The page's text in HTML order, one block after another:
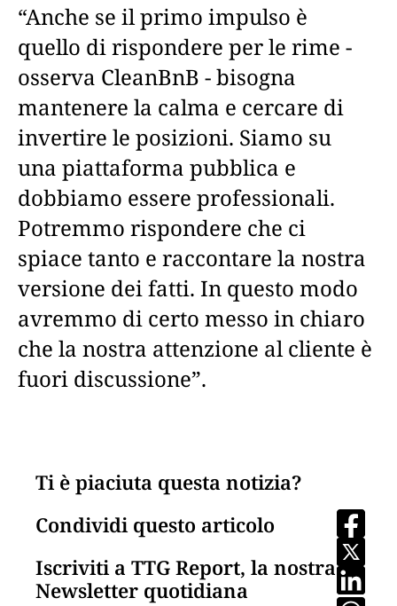
“Anche se il primo impulso è
quello di rispondere per le rime -
osserva CleanBnB - bisogna
mantenere la calma e cercare di
invertire le posizioni. Siamo su
una piattaforma pubblica e
dobbiamo essere professionali.
Potremmo rispondere che ci
spiace tanto e raccontare la nostra
versione dei fatti. In questo modo
avremmo di certo messo in chiaro
che la nostra attenzione al cliente è
fuori discussione”.
Ti è piaciuta questa notizia?
Condividi questo articolo
Iscriviti a TTG Report, la nostra
Newsletter quotidiana